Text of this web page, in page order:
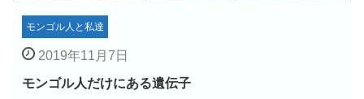
モンゴル人と私達
2019年11月7日
モンゴル人だけにある遺伝子